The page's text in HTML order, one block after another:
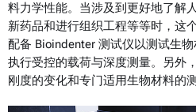
料力学性能。当涉及到更好地了解
新药品和进行组织工程等等时，这
配备 Bioindenter 测试仪以测试生
执行受控的载荷与深度测量。另外
刚度的变化和专门适用生物材料的